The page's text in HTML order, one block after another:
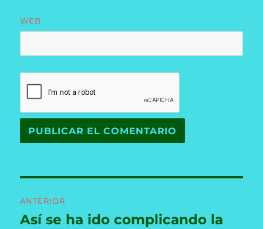
WEB
de
ANTERIOR
Entrada
Así se ha ido complicando la